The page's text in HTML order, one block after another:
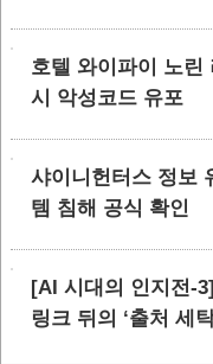
호텔 와이파이 노린
시 악성코드 유포
샤이니헌터스 정보
템 침해 공식 확인
[AI 시대의 인지전-
링크 뒤의 ‘출처 세